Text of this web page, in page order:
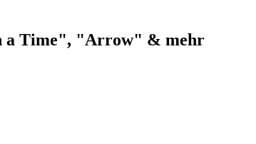
a Time", "Arrow" & mehr